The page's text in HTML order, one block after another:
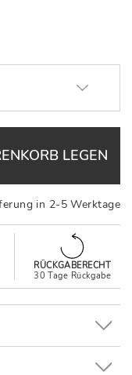
LEGEN
in 2-5 Werktage
RÜCKGABERECHT
30 Tage Rückgabe